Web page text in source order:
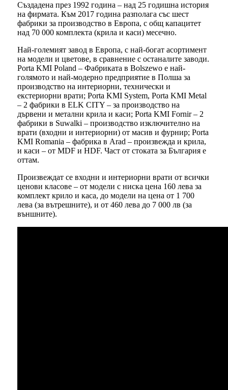
Създадена през 1992 година – над 25 годишна история
на фирмата. Към 2017 година разполага със шест
фабрики за производство в Европа, с общ капацитет
над 70 000 комплекта (крила и каси) месечно.
Най-големият завод в Европа, с най-богат асортимент
на модели и цветове, в сравнение с останалите заводи.
Porta KMI Poland – Фабриката в Bolszewo е най-
голямото и най-модерно предприятие в Полша за
производство на интериорни, технически и
екстериорни врати; Porta KMI System, Porta KMI Metal
– 2 фабрики в ELK CITY – за производство на
дървени и метални крила и каси; Porta KMI Fornir – 2
фабрики в Suwalki – производство изключително на
врати (входни и интериорни) от масив и фурнир; Porta
KMI Romania – фабрика в Arad – произвежда и крила,
и каси – от MDF и HDF. Част от стоката за България е
оттам.
Произвеждат се входни и интериорни врати от всички
ценови класове – от модели с ниска цена 160 лева за
комплект крило и каса, до модели на цена от 1 700
лева (за вътрешните), и от 460 лева до 7 000 лв (за
външните).